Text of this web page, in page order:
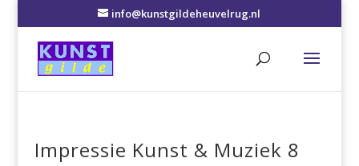
info@kunstgildeheuvelrug.nl
Impressie Kunst & Muziek 8